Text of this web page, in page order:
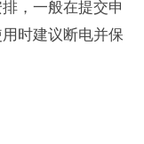
，一般在提交申
时建议断电并保